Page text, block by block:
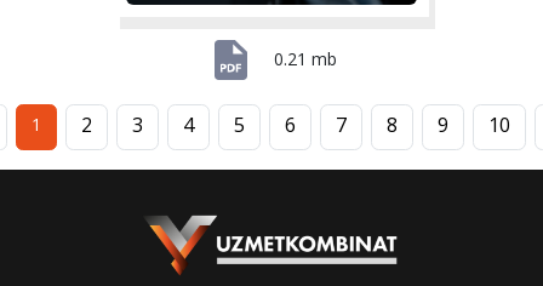
0.21 mb
1 2 3 4 5 6 7 8 9 10